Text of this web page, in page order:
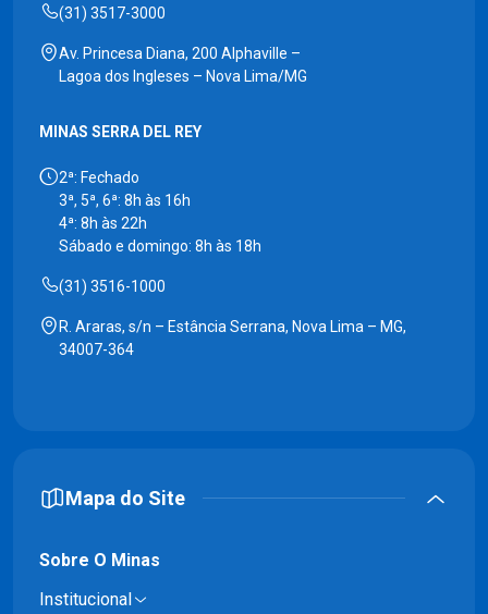
(31) 3517-3000
Av. Princesa Diana, 200 Alphaville –
Lagoa dos Ingleses – Nova Lima/MG
MINAS SERRA DEL REY
2ª: Fechado
3ª, 5ª, 6ª: 8h às 16h
4ª: 8h às 22h
Sábado e domingo: 8h às 18h
(31) 3516-1000
R. Araras, s/n – Estância Serrana, Nova Lima – MG,
34007-364
Mapa do Site
Sobre O Minas
Institucional